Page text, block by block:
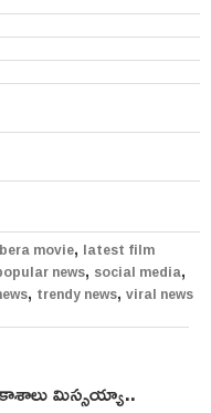
movie, latest film
news, social media,
, trendy news, viral news
మిస్సయ్యా..